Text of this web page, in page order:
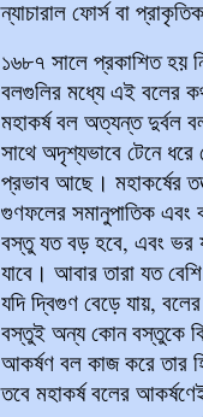
ন্যাচারাল ফোর্স বা
১৬৮৭ সালে প্রকাশিত হয়
বলগুলির মধ্যে এই বলের
মহাকর্ষ বল অত্যন্ত দুর্বল
সাথে অদৃশ্যভাবে টেনে
প্রভাব আছে। মহাকর্ষের
গুণফলের সমানুপাতিক এবং
বস্তু যত বড় হবে, এবং ভর
যাবে। আবার তারা যত
যদি দ্বিগুণ বেড়ে যায়,
বস্তুই অন্য কোন বস্তুকে
আকর্ষণ বল কাজ করে তার
তবে মহাকর্ষ বলের